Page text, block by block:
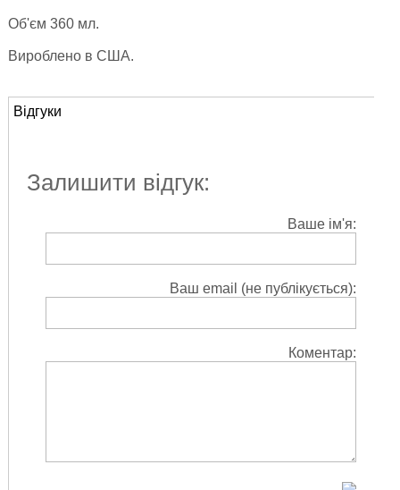
Об'єм 360 мл.
Вироблено в США.
Відгуки
Залишити відгук:
Ваше ім'я:
Ваш email (не публікується):
Коментар: